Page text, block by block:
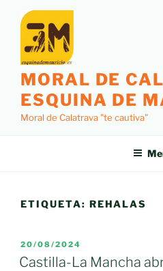
contenido
MORAL DE
ESQUINA DE
Moral de Calatrava "te cautiva"
ETIQUETA: REHALAS
PUBLICADO
EL
20/08/2024
Castilla-La Mancha